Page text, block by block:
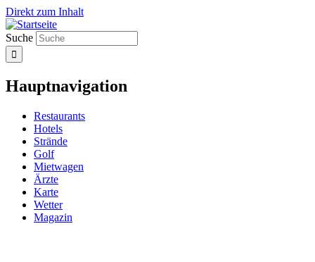
Direkt zum Inhalt
Suche
Hauptnavigation
Restaurants
Hotels
Strände
Golf
Mietwagen
Ärzte
Karte
Wetter
Magazin